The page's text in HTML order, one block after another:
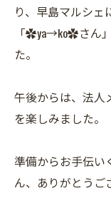
り、早島マルシェ
「✿ya→ko✿さん
た。
午後からは、法人
を楽しみました。
準備からお手伝
ん、ありがとうご